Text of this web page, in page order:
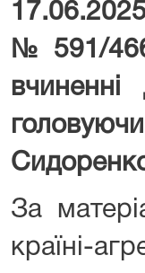
№ 591/
За
країні-